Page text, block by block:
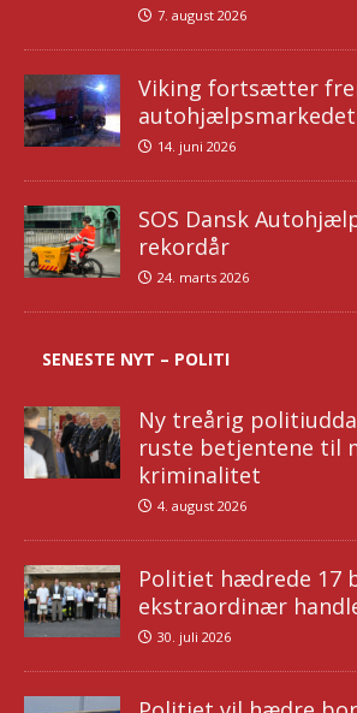
7. august 2026
Viking fortsætter
autohjælpsmarkedet
14. juni 2026
SOS Dansk
rekordår
24. marts 2026
SENESTE NYT – POLITI
Ny treårig
ruste betjentene til
kriminalitet
4. august 2026
Politiet hædrede 17
ekstraordinær
30. juli 2026